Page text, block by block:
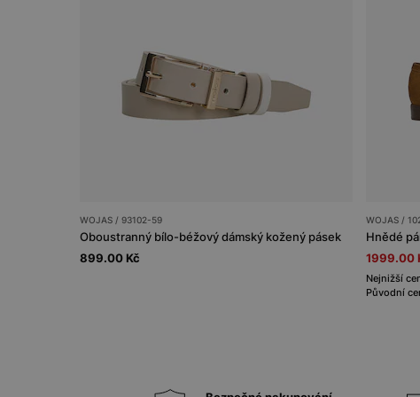
WOJAS / 93102-59
Oboustranný bílo-béžový dámský kožený pásek
899.00 Kč
WOJAS /
Hnědé
1999.00
Nejnižší
Původní